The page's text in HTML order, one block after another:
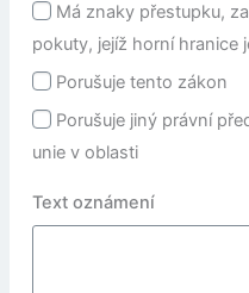
Má znaky přestupku,
pokuty, jejíž horní hranice
Porušuje tento zákon
Porušuje jiný právní
unie v oblasti
Text oznámení